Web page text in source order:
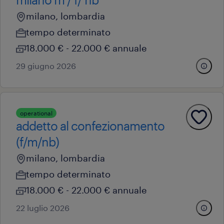
milano, lombardia
tempo determinato
18.000 € - 22.000 € annuale
29 giugno 2026
operational
addetto al confezionamento
(f/m/nb)
milano, lombardia
tempo determinato
18.000 € - 22.000 € annuale
22 luglio 2026